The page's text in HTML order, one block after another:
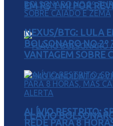
EM R$ 1 MI POR
FLÁVIO
NEXUS/BTG: LULA
BOLSONARO NO
VANTAGEM SOBRE
ALÍVIO RESTRITO:
REDE PARA 8